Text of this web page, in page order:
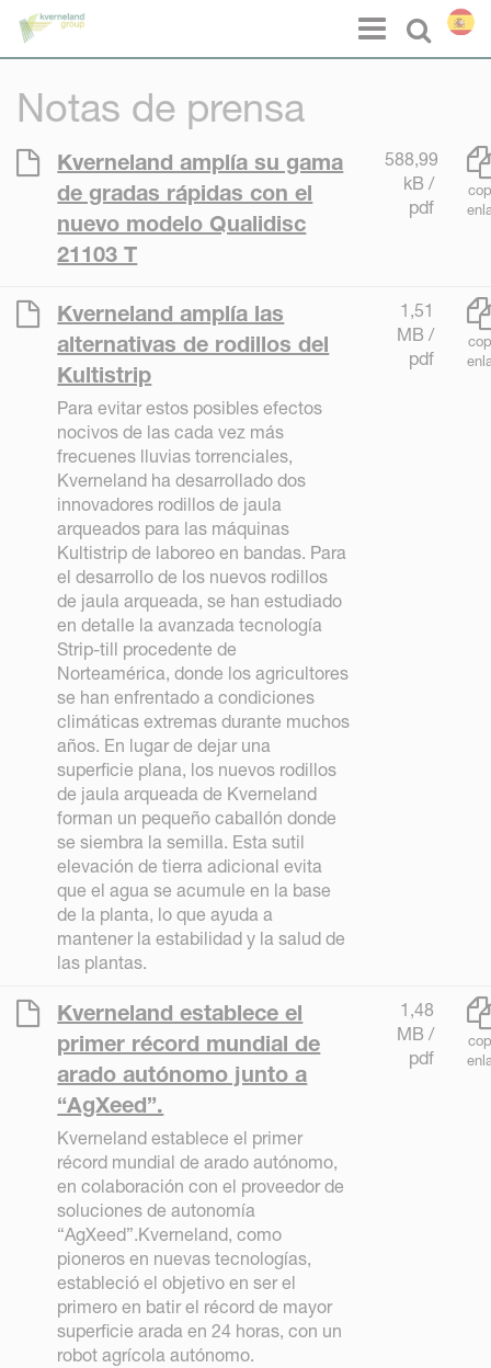
Select
Menu
Notas de prensa
Kverneland amplía su gama
de gradas rápidas con el
nuevo modelo Qualidisc
21103 T
588,99
kB /
pdf
Kverneland amplía las
alternativas de rodillos del
Kultistrip
Para evitar estos posibles efectos
nocivos de las cada vez más
frecuenes lluvias torrenciales,
Kverneland ha desarrollado dos
innovadores rodillos de jaula
arqueados para las máquinas
Kultistrip de laboreo en bandas. Para
el desarrollo de los nuevos rodillos
de jaula arqueada, se han estudiado
en detalle la avanzada tecnología
Strip-till procedente de
Norteamérica, donde los agricultores
se han enfrentado a condiciones
climáticas extremas durante muchos
años. En lugar de dejar una
superficie plana, los nuevos rodillos
de jaula arqueada de Kverneland
forman un pequeño caballón donde
se siembra la semilla. Esta sutil
elevación de tierra adicional evita
que el agua se acumule en la base
de la planta, lo que ayuda a
mantener la estabilidad y la salud de
las plantas.
1,51
MB /
pdf
Kverneland establece el
primer récord mundial de
arado autónomo junto a
“AgXeed”.
Kverneland establece el primer
récord mundial de arado autónomo,
en colaboración con el proveedor de
soluciones de autonomía
“AgXeed”.Kverneland, como
pioneros en nuevas tecnologías,
estableció el objetivo en ser el
primero en batir el récord de mayor
superficie arada en 24 horas, con un
robot agrícola autónomo.
1,48
MB /
pdf
Panel de gestión de cookies